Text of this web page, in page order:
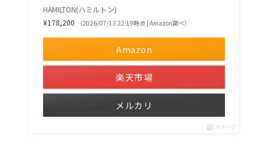
HAMILTON(ハミルトン)
¥178,200
（2026/07/13 22:19時点 | Amazon調べ）
Amazon
楽天市場
メルカリ
ポチップ